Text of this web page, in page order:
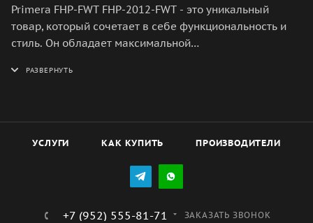
Primera FHP-FWT FHP-2012-FWT - это уникальный
товар, который сочетает в себе функциональность и
стиль. Он обладает максимальной
качество работы. Этот продукт был разработан с
пользователя. Максимальный уровень комфорта и
удобства использования гарантирован благодаря
Primera FHP-FWT FHP-2012-FWT - это надежный и
долгие годы.
УСЛУГИ КАК КУПИТЬ ПРОИЗВОДИТЕЛИ
+7 (952) 555-81-71 ЗАКАЗАТЬ ЗВОНОК